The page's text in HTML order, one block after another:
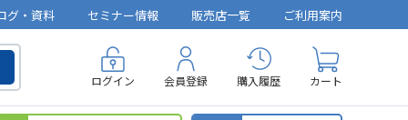
グ・資料 セミナー情報 販売店一覧 ご利用案内
ログイン 会員登録 購入履歴 カート